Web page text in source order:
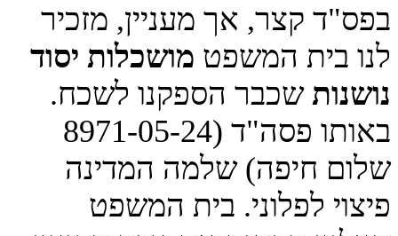
בפס"ד קצר, אך מעניין, מזכיר
לנו בית המשפט מושכלות יסוד
נושנות שכבר הספקנו לשכח.
באותו פסה"ד (8971-05-24
שלום חיפה) שלמה המדינה
פיצוי לפלוני. בית המשפט